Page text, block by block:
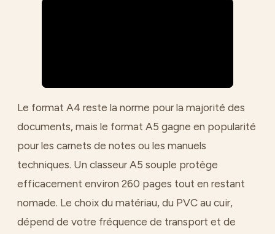
Le format A4 reste la norme pour la majorité des
documents, mais le format A5 gagne en popularité
pour les carnets de notes ou les manuels
techniques. Un classeur A5 souple protège
efficacement environ 260 pages tout en restant
nomade. Le choix du matériau, du PVC au cuir,
dépend de votre fréquence de transport et de